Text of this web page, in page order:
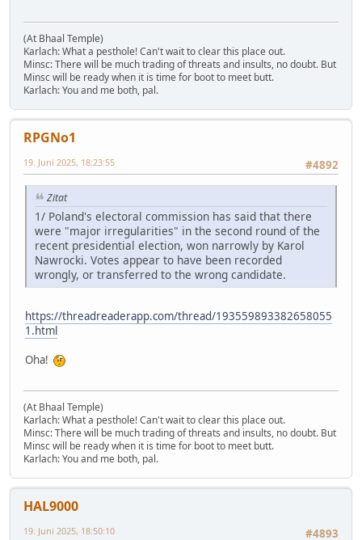
(At Bhaal Temple)
Karlach: What a pesthole! Can't wait to clear this place out.
Minsc: There will be much trading of threats and insults, no doubt. But
Minsc will be ready when it is time for boot to meet butt.
Karlach: You and me both, pal.
RPGNo1
#4892
19. Juni 2025, 18:23:55
Zitat
1/ Poland's electoral commission has said that there
were "major irregularities" in the second round of the
recent presidential election, won narrowly by Karol
Nawrocki. Votes appear to have been recorded
wrongly, or transferred to the wrong candidate.
https://threadreaderapp.com/thread/193559893382658055
1.html
Oha!
(At Bhaal Temple)
Karlach: What a pesthole! Can't wait to clear this place out.
Minsc: There will be much trading of threats and insults, no doubt. But
Minsc will be ready when it is time for boot to meet butt.
Karlach: You and me both, pal.
HAL9000
#4893
19. Juni 2025, 18:50:10